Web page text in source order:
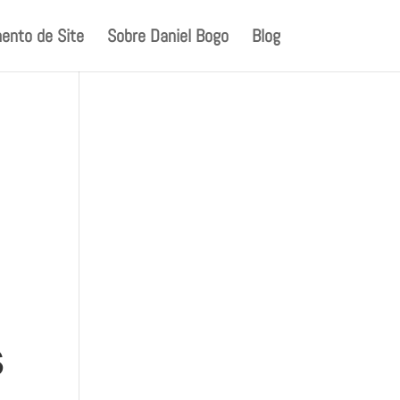
de Site Sobre Daniel Bogo Blog